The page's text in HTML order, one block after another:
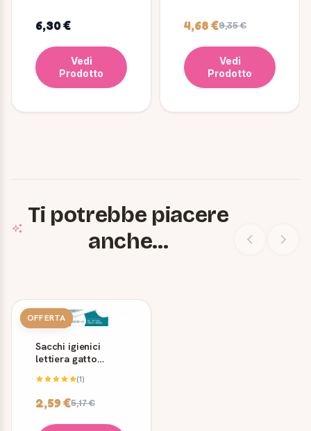
6,30 €
Vedi
Prodotto
4,68 €9,35 €
Vedi
Prodotto
Ti potrebbe piacere
anche...
OFFERTA
Sacchi igienici
lettiera gatto
12 pz
(1)
2,59 €5,17 €